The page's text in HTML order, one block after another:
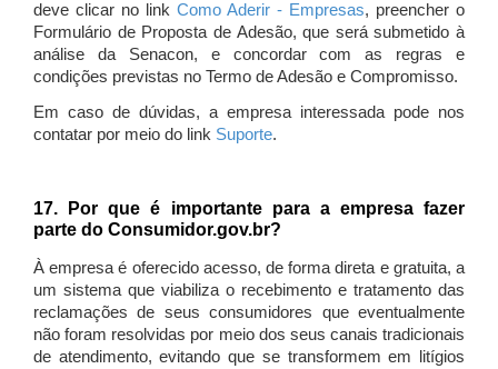
deve clicar no link Como Aderir - Empresas, preencher o
Formulário de Proposta de Adesão, que será submetido à
análise da Senacon, e concordar com as regras e
condições previstas no Termo de Adesão e Compromisso.
Em caso de dúvidas, a empresa interessada pode nos
contatar por meio do link Suporte.
17. Por que é importante para a empresa fazer
parte do Consumidor.gov.br?
À empresa é oferecido acesso, de forma direta e gratuita, a
um sistema que viabiliza o recebimento e tratamento das
reclamações de seus consumidores que eventualmente
não foram resolvidas por meio dos seus canais tradicionais
de atendimento, evitando que se transformem em litígios